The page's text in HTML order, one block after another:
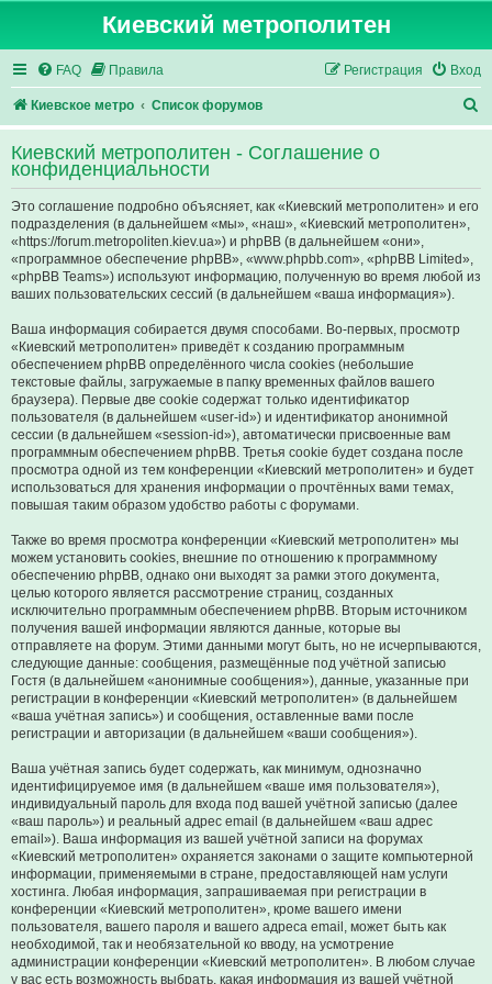
Киевский метрополитен
FAQ Правила Вход
Регистрация
Киевское метро Список форумов
о
с
Киевский метрополитен - Соглашение о
конфиденциальности
Это соглашение подробно объясняет, как «Киевский метрополитен» и его
подразделения (в дальнейшем «мы», «наш», «Киевский метрополитен»,
«https://forum.metropoliten.kiev.ua») и phpBB (в дальнейшем «они»,
«программное обеспечение phpBB», «www.phpbb.com», «phpBB Limited»,
«phpBB Teams») используют информацию, полученную во время любой из
ваших пользовательских сессий (в дальнейшем «ваша информация»).
Ваша информация собирается двумя способами. Во-первых, просмотр
«Киевский метрополитен» приведёт к созданию программным
обеспечением phpBB определённого числа cookies (небольшие
текстовые файлы, загружаемые в папку временных файлов вашего
браузера). Первые две cookie содержат только идентификатор
пользователя (в дальнейшем «user-id») и идентификатор анонимной
сессии (в дальнейшем «session-id»), автоматически присвоенные вам
программным обеспечением phpBB. Третья cookie будет создана после
просмотра одной из тем конференции «Киевский метрополитен» и будет
использоваться для хранения информации о прочтённых вами темах,
повышая таким образом удобство работы с форумами.
Также во время просмотра конференции «Киевский метрополитен» мы
можем установить cookies, внешние по отношению к программному
обеспечению phpBB, однако они выходят за рамки этого документа,
целью которого является рассмотрение страниц, созданных
исключительно программным обеспечением phpBB. Вторым источником
получения вашей информации являются данные, которые вы
отправляете на форум. Этими данными могут быть, но не исчерпываются,
следующие данные: сообщения, размещённые под учётной записью
Гостя (в дальнейшем «анонимные сообщения»), данные, указанные при
регистрации в конференции «Киевский метрополитен» (в дальнейшем
«ваша учётная запись») и сообщения, оставленные вами после
регистрации и авторизации (в дальнейшем «ваши сообщения»).
Ваша учётная запись будет содержать, как минимум, однозначно
идентифицируемое имя (в дальнейшем «ваше имя пользователя»),
индивидуальный пароль для входа под вашей учётной записью (далее
«ваш пароль») и реальный адрес email (в дальнейшем «ваш адрес
email»). Ваша информация из вашей учётной записи на форумах
«Киевский метрополитен» охраняется законами о защите компьютерной
информации, применяемыми в стране, предоставляющей нам услуги
хостинга. Любая информация, запрашиваемая при регистрации в
конференции «Киевский метрополитен», кроме вашего имени
пользователя, вашего пароля и вашего адреса email, может быть как
необходимой, так и необязательной ко вводу, на усмотрение
администрации конференции «Киевский метрополитен». В любом случае
у вас есть возможность выбрать, какая информация из вашей учётной